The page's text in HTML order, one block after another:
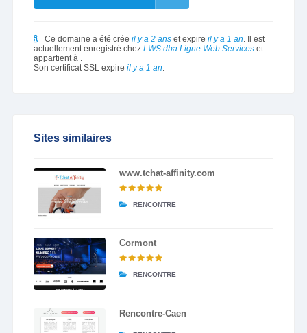
Ce domaine a été crée il y a 2 anset expire il y a 1 an. Il est
actuellement enregistré chez LWS dba Ligne Web Serviceset
appartient à .
Son certificat SSL expire il y a 1 an.
Sites similaires
www.tchat-affinity.com
RENCONTRE
Cormont
RENCONTRE
Rencontre-Caen